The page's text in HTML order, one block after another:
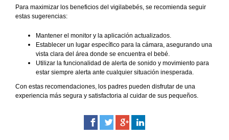
Para maximizar los beneficios del vigilabebés, se recomienda seguir
estas sugerencias:
Mantener el monitor y la aplicación actualizados.
Establecer un lugar específico para la cámara, asegurando una
vista clara del área donde se encuentra el bebé.
Utilizar la funcionalidad de alerta de sonido y movimiento para
estar siempre alerta ante cualquier situación inesperada.
Con estas recomendaciones, los padres pueden disfrutar de una
experiencia más segura y satisfactoria al cuidar de sus pequeños.